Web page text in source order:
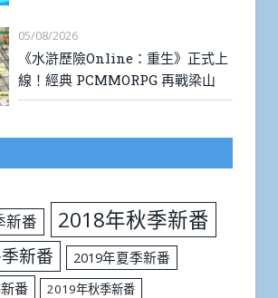
05/08/2026
《水滸歷險Online：重生》正式上
線！經典 PCMMORPG 再戰梁山
新番 2018年秋季新番
新番
2019年夏季新番
番
2019年秋季新番